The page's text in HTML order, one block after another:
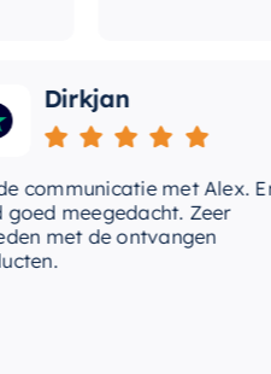
Dirkjan
met Alex. Er
meegedacht. Zeer
met de ontvangen